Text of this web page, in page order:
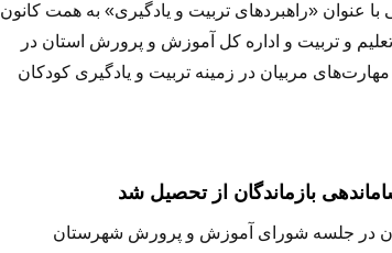
عنوان «راهبردهای تربیت و یادگیری» به همت کانون
و تربیت و اداره کل آموزش و پرورش استان در
مربیان در زمینه تربیت و یادگیری کودکان
بازماندگان از تحصیل شد
در جلسه شورای آموزش و پرورش شهرستان